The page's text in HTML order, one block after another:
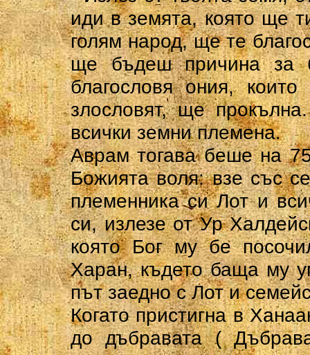
иди в земята, която ще
голям народ, ще те
ще бъдеш причина за
благословя ония,
злословят, ще
всички земни племена.
Аврам тогава беше на
Божията воля: взе със
племенника си Лот и
си, излезе от Ур
която Бог му бе
Харан, където баща му
път заедно с Лот и
Когато пристигна в
до дъбравата (